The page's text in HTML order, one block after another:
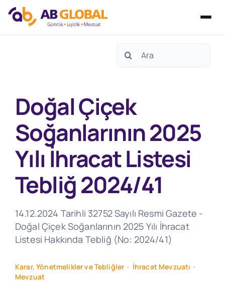
Search
Doğal Çiçek
Soğanlarının 2025
Yılı İhracat Listesi
Tebliğ 2024/41
14.12.2024 Tarihli 32752 Sayılı Resmi Gazete -
Doğal Çiçek Soğanlarının 2025 Yılı İhracat
Listesi Hakkında Tebliğ (No: 2024/41)
Karar, Yönetmelikler ve Tebliğler • İhracat Mevzuatı •
Mevzuat